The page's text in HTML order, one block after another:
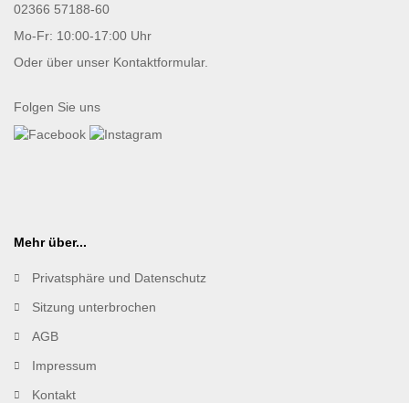
02366 57188-60
Mo-Fr: 10:00-17:00 Uhr
Oder über unser Kontaktformular.
Folgen Sie uns
Mehr über...
Privatsphäre und Datenschutz
Sitzung unterbrochen
AGB
Impressum
Kontakt